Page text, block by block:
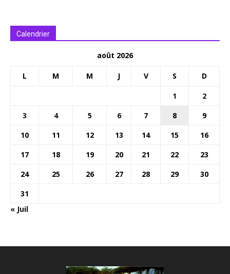
Calendrier
août 2026
L M M J V S D
1
2
3
4 5 6 7 8
9
10
11 12 13 14 15
16
17
18 19 20 21 22
23
24
25 26 27 28 29
30
31
« Juil